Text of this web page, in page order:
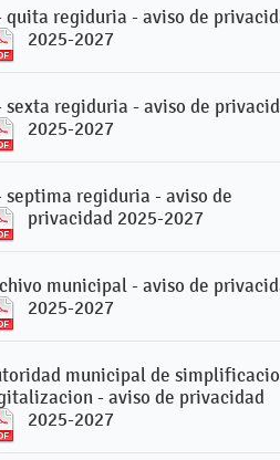
quita regiduria - aviso de
2025-2027
sexta regiduria - aviso de
2025-2027
septima regiduria - aviso de
privacidad 2025-2027
municipal - aviso de
2025-2027
municipal de
- aviso de privacidad
2025-2027